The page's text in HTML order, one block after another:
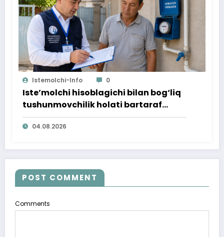
Istemolchi-Info 0
Iste’molchi hisoblagichi bilan bog‘liq
tushunmovchilik holati bartaraf
qilindi
04.08.2026
POST COMMENT
Comments